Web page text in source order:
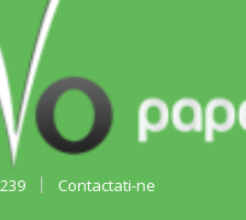
Contactati-ne